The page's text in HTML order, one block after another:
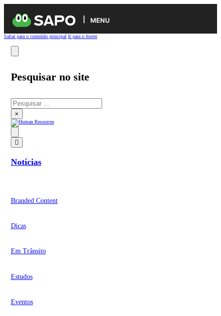
MENU
Saltar para o conteúdo principal Ir para o footer
Pesquisar no site
Pesquisar
×
Notícias
Branded Content
Dicas
Em Trânsito
Estudos
Eventos